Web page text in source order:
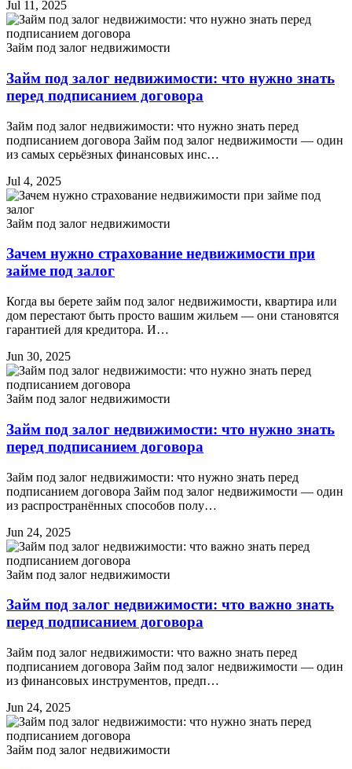
Jul 11, 2025
Займ под залог недвижимости
Займ под залог недвижимости: что нужно знать
перед подписанием договора
Займ под залог недвижимости: что нужно знать перед
подписанием договора Займ под залог недвижимости — один
из самых серьёзных финансовых инс…
Jul 4, 2025
Займ под залог недвижимости
Зачем нужно страхование недвижимости при
займе под залог
Когда вы берете займ под залог недвижимости, квартира или
дом перестают быть просто вашим жильем — они становятся
гарантией для кредитора. И…
Jun 30, 2025
Займ под залог недвижимости
Займ под залог недвижимости: что нужно знать
перед подписанием договора
Займ под залог недвижимости: что нужно знать перед
подписанием договора Займ под залог недвижимости — один
из распространённых способов полу…
Jun 24, 2025
Займ под залог недвижимости
Займ под залог недвижимости: что важно знать
перед подписанием договора
Займ под залог недвижимости: что важно знать перед
подписанием договора Займ под залог недвижимости — один
из финансовых инструментов, предп…
Jun 24, 2025
Займ под залог недвижимости